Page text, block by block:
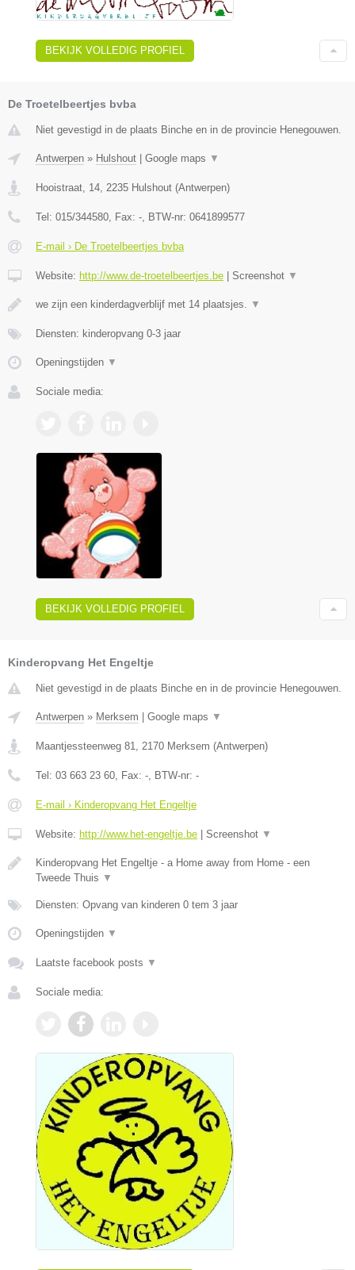
BEKIJK VOLLEDIG PROFIEL
De Troetelbeertjes bvba
Niet gevestigd in de plaats Binche en in de provincie Henegouwen.
Antwerpen » Hulshout Google maps ▼
Hooistraat, 14 2235 Hulshout (Antwerpen)
Tel: 015/344580 , Fax: - , BTW-nr: 0641899577
E-mail › De Troetelbeertjes bvba
Website: http://www.de-troetelbeertjes.be Screenshot ▼
we zijn een kinderdagverblijf met 14 plaatsjes. ▼
Diensten: kinderopvang 0-3 jaar
Openingstijden ▼
Sociale media:
BEKIJK VOLLEDIG PROFIEL
Kinderopvang Het Engeltje
Niet gevestigd in de plaats Binche en in de provincie Henegouwen.
Antwerpen » Merksem Google maps ▼
Maantjessteenweg 81 2170 Merksem (Antwerpen)
Tel: 03 663 23 60 , Fax: - , BTW-nr: -
E-mail › Kinderopvang Het Engeltje
Website: http://www.het-engeltje.be Screenshot ▼
Kinderopvang Het Engeltje - a Home away from Home - een
Tweede Thuis ▼
Diensten: Opvang van kinderen 0 tem 3 jaar
Openingstijden ▼
Laatste facebook posts ▼
Sociale media: